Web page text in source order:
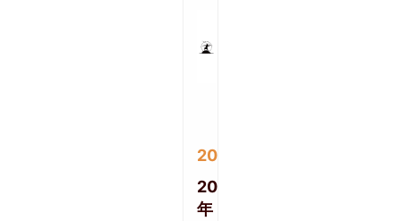
2020/09/26
2020
年